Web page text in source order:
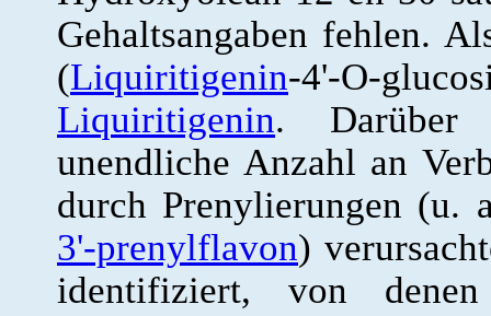
Gehaltsangaben fehlen.
(Liquiritigenin-4'-O-
Liquiritigenin. Darüber
unendliche Anzahl an
durch Prenylierungen (u.
3'-prenylflavon)
identifiziert, von